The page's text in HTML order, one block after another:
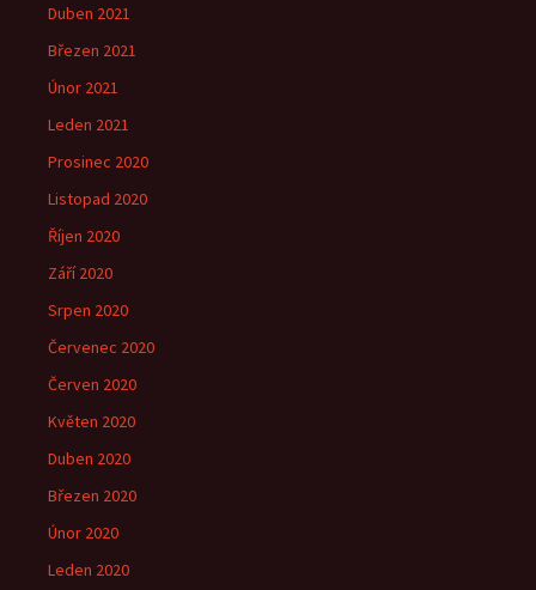
Duben 2021
Březen 2021
Únor 2021
Leden 2021
Prosinec 2020
Listopad 2020
Říjen 2020
Září 2020
Srpen 2020
Červenec 2020
Červen 2020
Květen 2020
Duben 2020
Březen 2020
Únor 2020
Leden 2020